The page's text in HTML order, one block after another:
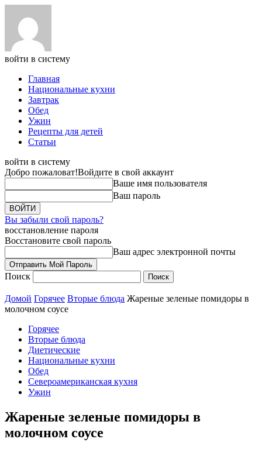
войти в систему
Главная
Национальные кухни
Завтрак
Обед
Ужин
Рецепты для детей
Статьи
войти в систему
Добро пожаловат!Войдите в свой аккаунт
Ваше имя пользователя
Ваш пароль
Вы забыли свой пароль?
восстановление пароля
Восстановите свой пароль
Ваш адрес электронной почты
Поиск
Домой Горячее Вторые блюда Жареные зеленые помидоры в
молочном соусе
Горячее
Вторые блюда
Диетические
Национальные кухни
Обед
Североамериканская кухня
Ужин
Жареные зеленые помидоры в
молочном соусе